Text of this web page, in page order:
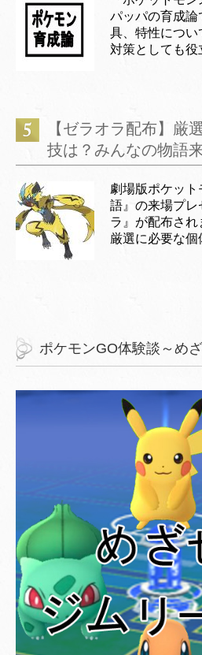
パッパの育成
具、特性につい
対策としても役
【ゼラオラ配布】厳
技は？みんなの物語
劇場版ポケッ
語』の来場プレ
ラ』が配布さ
厳選に必要な個
ポケモンGO体験談～め